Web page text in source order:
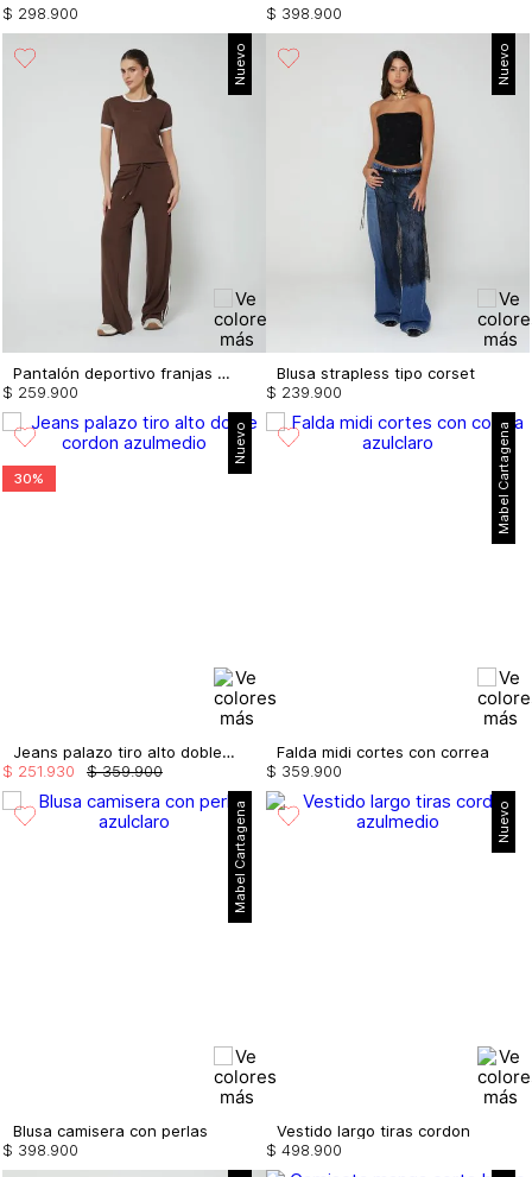
$ 298.900
$ 398.900
Nuevo
Pantalón deportivo franjas en el lateral
$ 259 900
Nuevo
Blusa strapless tipo corset
$ 239 900
Nuevo
30%
Jeans palazo tiro alto doble cordon
$ 359.900
$ 251 930
Mabel Cartagena
Falda midi cortes con correa
$ 359 900
Mabel Cartagena
Blusa camisera con perlas
$ 398 900
Nuevo
Vestido largo tiras cordon
$ 498 900